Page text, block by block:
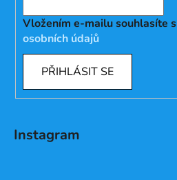
Vložením e-mailu souhlasíte s
osobních údajů
PŘIHLÁSIT SE
Instagram